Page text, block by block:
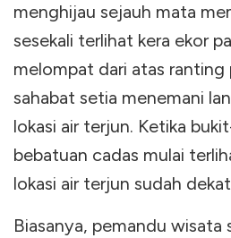
menghijau sejauh mata
sesekali terlihat kera ekor
melompat dari atas
sahabat setia menemani
lokasi air terjun. Ketika
bebatuan cadas mulai
lokasi air terjun sudah
Biasanya, pemandu wisata